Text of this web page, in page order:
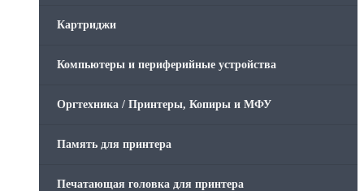
Картриджи
Компьютеры и периферийные устройства
Оргтехника / Принтеры, Копиры и МФУ
Память для принтера
Печатающая головка для принтера